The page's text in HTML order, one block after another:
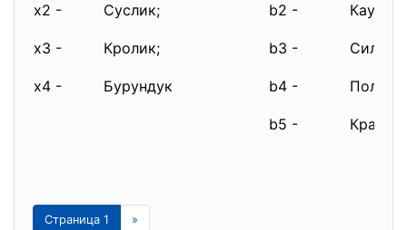
x2 - Суслик; b2 - Каучук;
x3 - Кролик; b3 -
x4 - Бурундук b4 -
b5 -
Страница 1 »